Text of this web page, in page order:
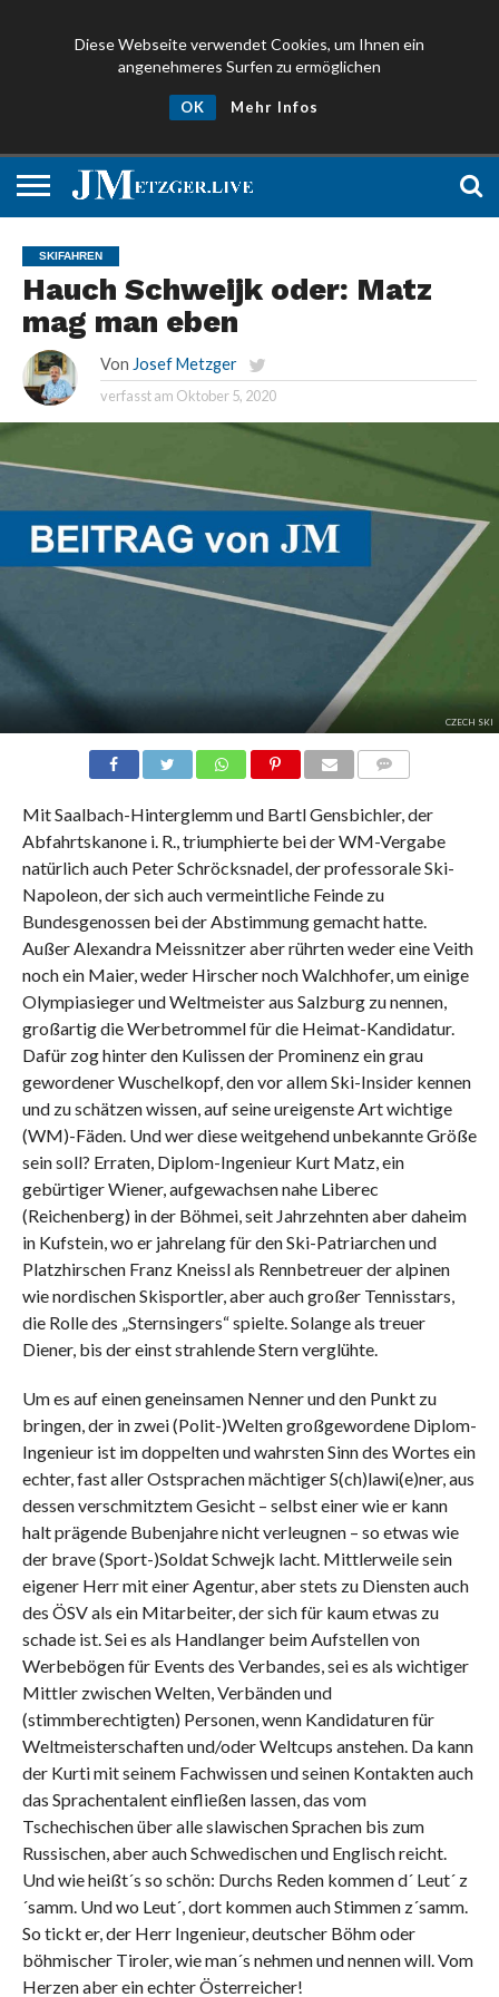
Diese Webseite verwendet Cookies, um Ihnen ein
angenehmeres Surfen zu ermöglichen
OK Mehr Infos
SKIFAHREN
Hauch Schweijk oder: Matz
mag man eben
Von Josef Metzger
verfasst am Oktober 5, 2020
CZECH SKI
Mit Saalbach-Hinterglemm und Bartl Gensbichler, der
Abfahrtskanone i. R., triumphierte bei der WM-Vergabe
natürlich auch Peter Schröcksnadel, der professorale Ski-
Napoleon, der sich auch vermeintliche Feinde zu
Bundesgenossen bei der Abstimmung gemacht hatte.
Außer Alexandra Meissnitzer aber rührten weder eine Veith
noch ein Maier, weder Hirscher noch Walchhofer, um einige
Olympiasieger und Weltmeister aus Salzburg zu nennen,
großartig die Werbetrommel für die Heimat-Kandidatur.
Dafür zog hinter den Kulissen der Prominenz ein grau
gewordener Wuschelkopf, den vor allem Ski-Insider kennen
und zu schätzen wissen, auf seine ureigenste Art wichtige
(WM)-Fäden. Und wer diese weitgehend unbekannte Größe
sein soll? Erraten, Diplom-Ingenieur Kurt Matz, ein
gebürtiger Wiener, aufgewachsen nahe Liberec
(Reichenberg) in der Böhmei, seit Jahrzehnten aber daheim
in Kufstein, wo er jahrelang für den Ski-Patriarchen und
Platzhirschen Franz Kneissl als Rennbetreuer der alpinen
wie nordischen Skisportler, aber auch großer Tennisstars,
die Rolle des „Sternsingers“ spielte. Solange als treuer
Diener, bis der einst strahlende Stern verglühte.
Um es auf einen geneinsamen Nenner und den Punkt zu
bringen, der in zwei (Polit-)Welten großgewordene Diplom-
Ingenieur ist im doppelten und wahrsten Sinn des Wortes ein
echter, fast aller Ostsprachen mächtiger S(ch)lawi(e)ner, aus
dessen verschmitztem Gesicht – selbst einer wie er kann
halt prägende Bubenjahre nicht verleugnen – so etwas wie
der brave (Sport-)Soldat Schwejk lacht. Mittlerweile sein
eigener Herr mit einer Agentur, aber stets zu Diensten auch
des ÖSV als ein Mitarbeiter, der sich für kaum etwas zu
schade ist. Sei es als Handlanger beim Aufstellen von
Werbebögen für Events des Verbandes, sei es als wichtiger
Mittler zwischen Welten, Verbänden und
(stimmberechtigten) Personen, wenn Kandidaturen für
Weltmeisterschaften und/oder Weltcups anstehen. Da kann
der Kurti mit seinem Fachwissen und seinen Kontakten auch
das Sprachentalent einfließen lassen, das vom
Tschechischen über alle slawischen Sprachen bis zum
Russischen, aber auch Schwedischen und Englisch reicht.
Und wie heißt´s so schön: Durchs Reden kommen d´ Leut´ z
´samm. Und wo Leut´, dort kommen auch Stimmen z´samm.
So tickt er, der Herr Ingenieur, deutscher Böhm oder
böhmischer Tiroler, wie man´s nehmen und nennen will. Vom
Herzen aber ein echter Österreicher!